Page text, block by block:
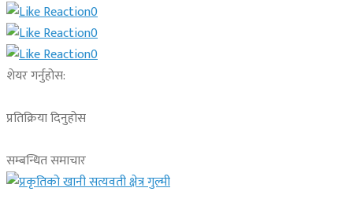
0
0
0
शेयर गर्नुहोस:
प्रतिक्रिया दिनुहोस
सम्बन्धित समाचार